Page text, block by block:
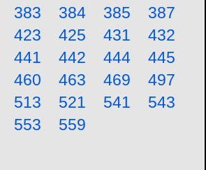
383 384 385
387
423 425 431
432
441 442 444
445
460 463 469
497
513 521 541
543
553
559